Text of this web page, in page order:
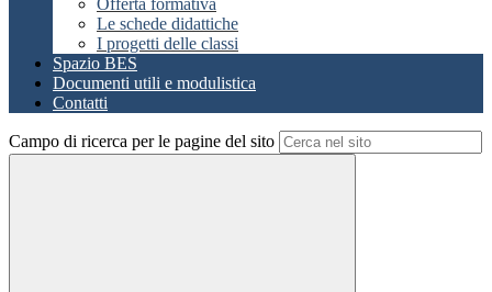
Offerta formativa
Le schede didattiche
I progetti delle classi
Spazio BES
Documenti utili e modulistica
Contatti
Campo di ricerca per le pagine del sito